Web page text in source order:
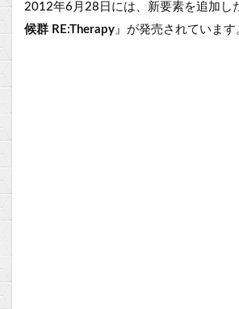
2012年6月28日には、新要素を追加し
候群 RE:Therapy』が発売されています